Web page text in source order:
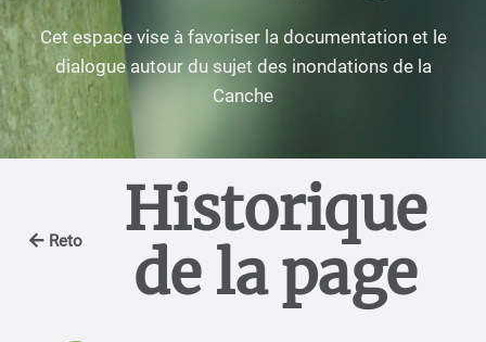
Cet espace vise à favoriser la documentation et le
dialogue autour du sujet des inondations de la
Canche
Retour
Historique
de la page